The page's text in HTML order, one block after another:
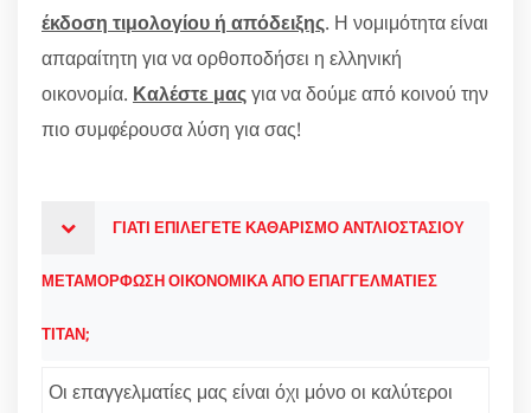
έκδοση τιμολογίου ή απόδειξης. Η νομιμότητα είναι
απαραίτητη για να ορθοποδήσει η ελληνική
οικονομία. Καλέστε μαςγια να δούμε από κοινού την
πιο συμφέρουσα λύση για σας!
ΓΙΑΤΙ ΕΠΙΛΕΓΕΤΕ ΚΑΘΑΡΙΣΜΟ ΑΝΤΛΙΟΣΤΑΣΙΟΥ
ΜΕΤΑΜΟΡΦΩΣΗ ΟΙΚΟΝΟΜΙΚΑ ΑΠΟ ΕΠΑΓΓΕΛΜΑΤΙΕΣ
ΤΙΤΑΝ;
Οι επαγγελματίες μας είναι όχι μόνο οι καλύτεροι